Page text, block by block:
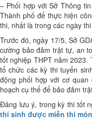
– Phối hợp với Sở Thông
Thành phố để thực hiện
thi, nhất là trong các ngày
Trước đó, ngày 17/5, Sở
cường bảo đảm trật tự, an
tốt nghiệp THPT năm
tổ chức các kỳ thi tuyển
động phối hợp với cơ
hoạch cụ thể để bảo đảm
Đáng lưu ý, trong kỳ thi tốt
thí sinh được miễn thi